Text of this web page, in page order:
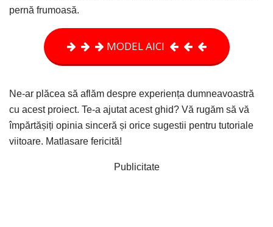
pernă frumoasă.
MODEL AICI
Ne-ar plăcea să aflăm despre experiența dumneavoastră
cu acest proiect. Te-a ajutat acest ghid? Vă rugăm să vă
împărtășiți opinia sinceră și orice sugestii pentru tutoriale
viitoare. Matlasare fericită!
Publicitate